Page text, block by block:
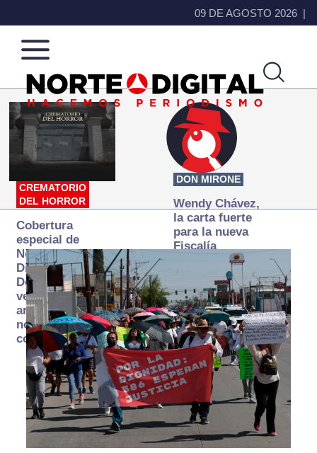
09 DE AGOSTO 2026
Norte
de
Ciudad
Más
que
noticias,
hacemos periodismo
CREMATORIO
DEL HORROR
Cobertura
especial de
Norte
Digital:
Donde la
verdad
arde… pero
no se
consume
DON MIRONE
Wendy Chávez,
la carta fuerte
para la nueva
Fiscalía
autónoma